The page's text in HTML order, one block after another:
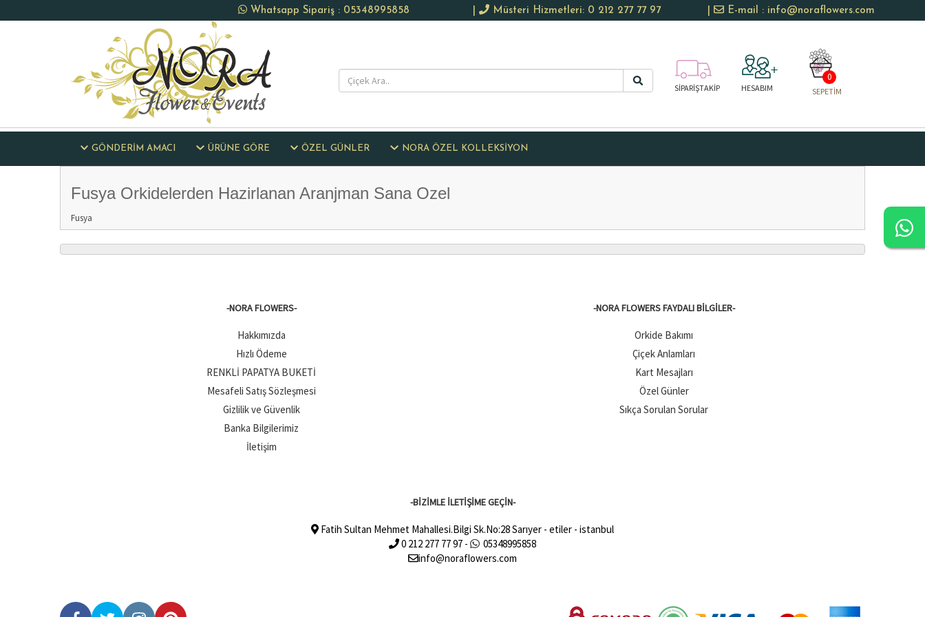
E-mail : info@noraflowers.com
Müsteri Hizmetleri: 0 212 277 77 97
Whatsapp Sipariş : 05348995858
SİPARİŞTAKİP HESABIM
0
SEPETİM
GÖNDERİM AMACI ÜRÜNE GÖRE ÖZEL GÜNLER NORA ÖZEL KOLLEKSİYON
Fusya Orkidelerden Hazirlanan Aranjman Sana Ozel
Fusya
-NORA FLOWERS-
Hakkımızda
Hızlı Ödeme
RENKLİ PAPATYA BUKETİ
Mesafeli Satış Sözleşmesi
Gizlilik ve Güvenlik
Banka Bilgilerimiz
İletişim
-NORA FLOWERS FAYDALI BILGILER-
Orkide Bakımı
Çiçek Anlamları
Kart Mesajları
Özel Günler
Sıkça Sorulan Sorular
-BİZİMLE İLETİŞİME GEÇİN-
Fatih Sultan Mehmet Mahallesi.Bilgi Sk.No:28 Sarıyer - etiler - istanbul
0 212 277 77 97 -
05348995858
info@noraflowers.com